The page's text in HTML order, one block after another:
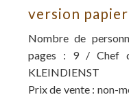
version
Nombre de
pages : 9 / Chef
KLEINDIENST
Prix de vente : non-